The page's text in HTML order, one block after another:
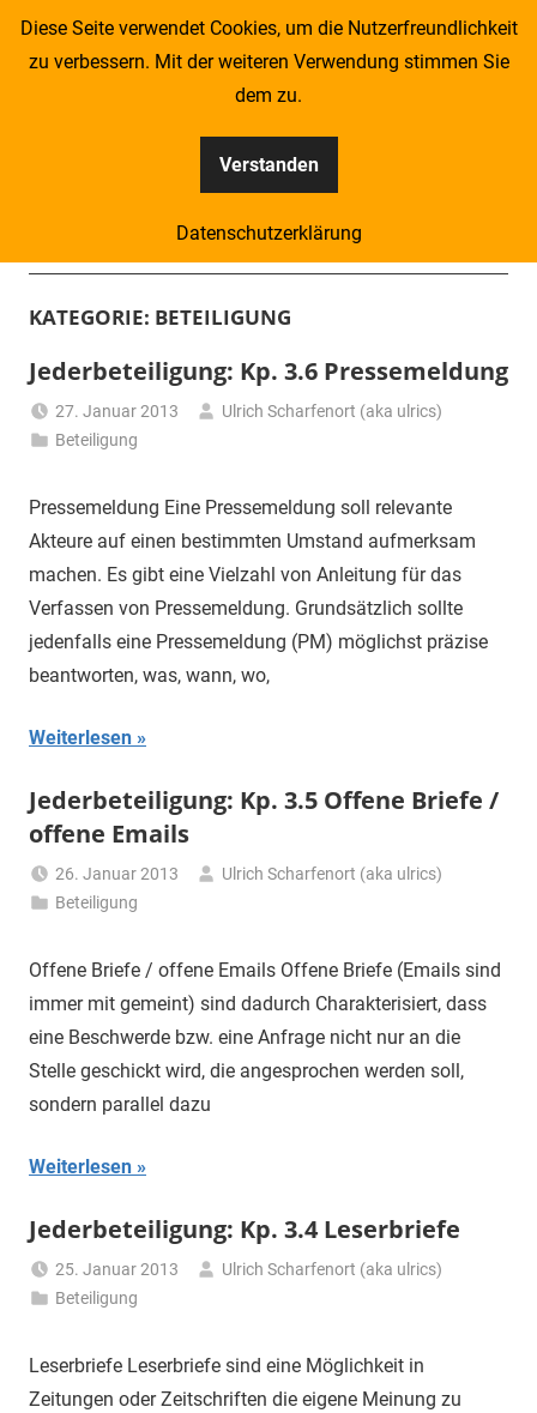
Zum
Kompass
–
Zeitung
für
Piraten
KATEGORIE: BETEILIGUNG
Jederbeteiligung: Kp. 3.6 Pressemeldung
27. Januar 2013
Ulrich Scharfenort (aka ulrics)
Beteiligung
Pressemeldung Eine Pressemeldung soll relevante
Akteure auf einen bestimmten Umstand aufmerksam
machen. Es gibt eine Vielzahl von Anleitung für das
Verfassen von Pressemeldung. Grundsätzlich sollte
jedenfalls eine Pressemeldung (PM) möglichst präzise
beantworten, was, wann, wo,
Weiterlesen
Jederbeteiligung: Kp. 3.5 Offene Briefe /
offene Emails
26. Januar 2013
Ulrich Scharfenort (aka ulrics)
Beteiligung
Offene Briefe / offene Emails Offene Briefe (Emails sind
immer mit gemeint) sind dadurch Charakterisiert, dass
eine Beschwerde bzw. eine Anfrage nicht nur an die
Stelle geschickt wird, die angesprochen werden soll,
sondern parallel dazu
Weiterlesen
Jederbeteiligung: Kp. 3.4 Leserbriefe
25. Januar 2013
Ulrich Scharfenort (aka ulrics)
Beteiligung
Leserbriefe Leserbriefe sind eine Möglichkeit in
Zeitungen oder Zeitschriften die eigene Meinung zu
Diese Seite verwendet Cookies, um die Nutzerfreundlichkeit
zu verbessern. Mit der weiteren Verwendung stimmen Sie
dem zu.
Verstanden
Datenschutzerklärung